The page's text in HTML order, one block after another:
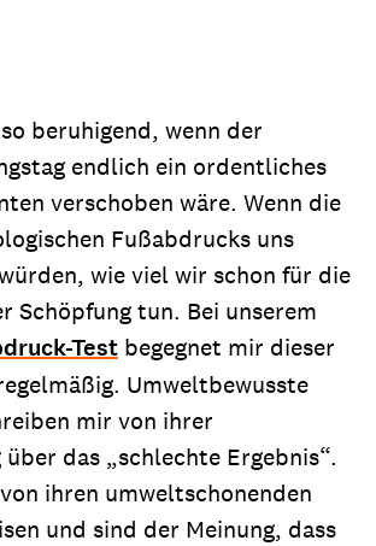
beruhigend, wenn der
endlich ein ordentliches
verschoben wäre. Wenn die
Fußabdrucks uns
wie viel wir schon für die
Schöpfung tun. Bei unserem
Test begegnet mir dieser
Umweltbewusste
mir von ihrer
das „schlechte Ergebnis“.
ihren umweltschonenden
und sind der Meinung, dass